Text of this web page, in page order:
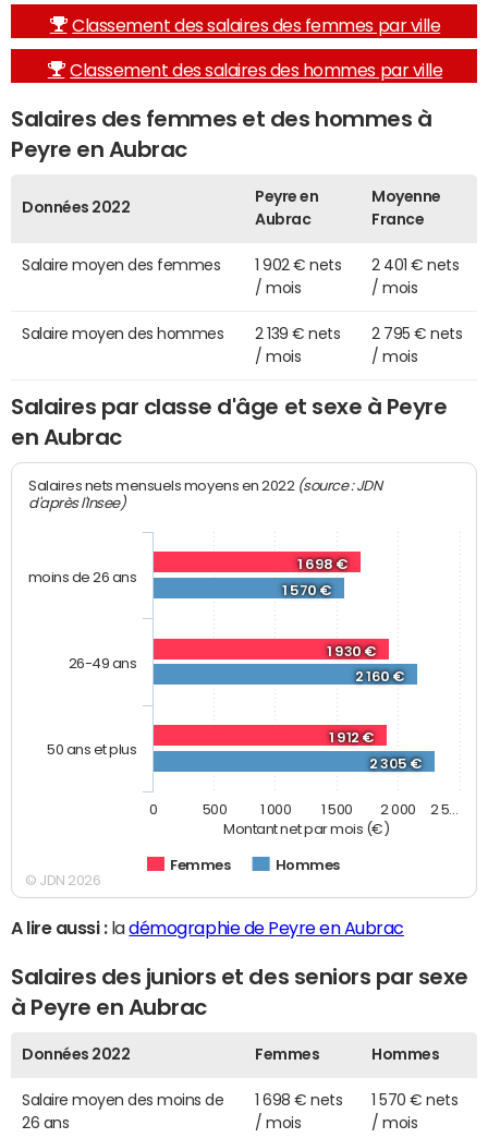
Classement des salaires des femmes par ville
Classement des salaires des hommes par ville
Salaires des femmes et des hommes à
Peyre en Aubrac
Données 2022
Peyre en
Aubrac
Moyenne
France
Salaire moyen des femmes
1 902 € nets
/ mois
2 401 € nets
/ mois
Salaire moyen des hommes
2 139 € nets
/ mois
2 795 € nets
/ mois
Salaires par classe d'âge et sexe à Peyre
en Aubrac
Montant net par mois (€)
Salaires nets mensuels moyens en 2022 (source : JDN
d'après l'Insee)
1 698 €
1 930 €
1 912 €
1 570 €
2 160 €
2 305 €
Femmes Hommes
moins de 26 ans
26-49 ans
50 ans et plus
0 500 1 000 1 500 2 000 2 5…
© JDN 2026
A lire aussi :ladémographie de Peyre en Aubrac
Salaires des juniors et des seniors par sexe
à Peyre en Aubrac
Données 2022 Femmes Hommes
Salaire moyen des moins de
26 ans
1 698 € nets
/ mois
1 570 € nets
/ mois